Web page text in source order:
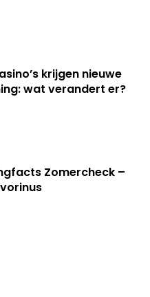
krijgen nieuwe
wat verandert er?
Zomercheck –